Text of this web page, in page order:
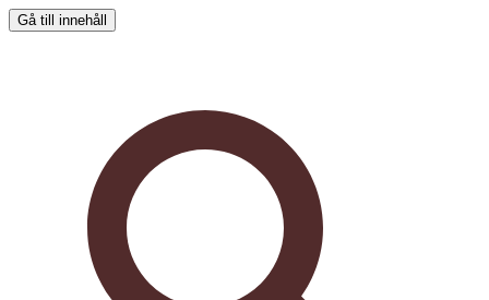
Gå till innehåll